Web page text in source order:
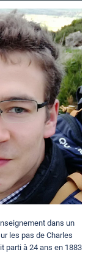
dans un
les pas de Charles
parti à 24 ans en 1883